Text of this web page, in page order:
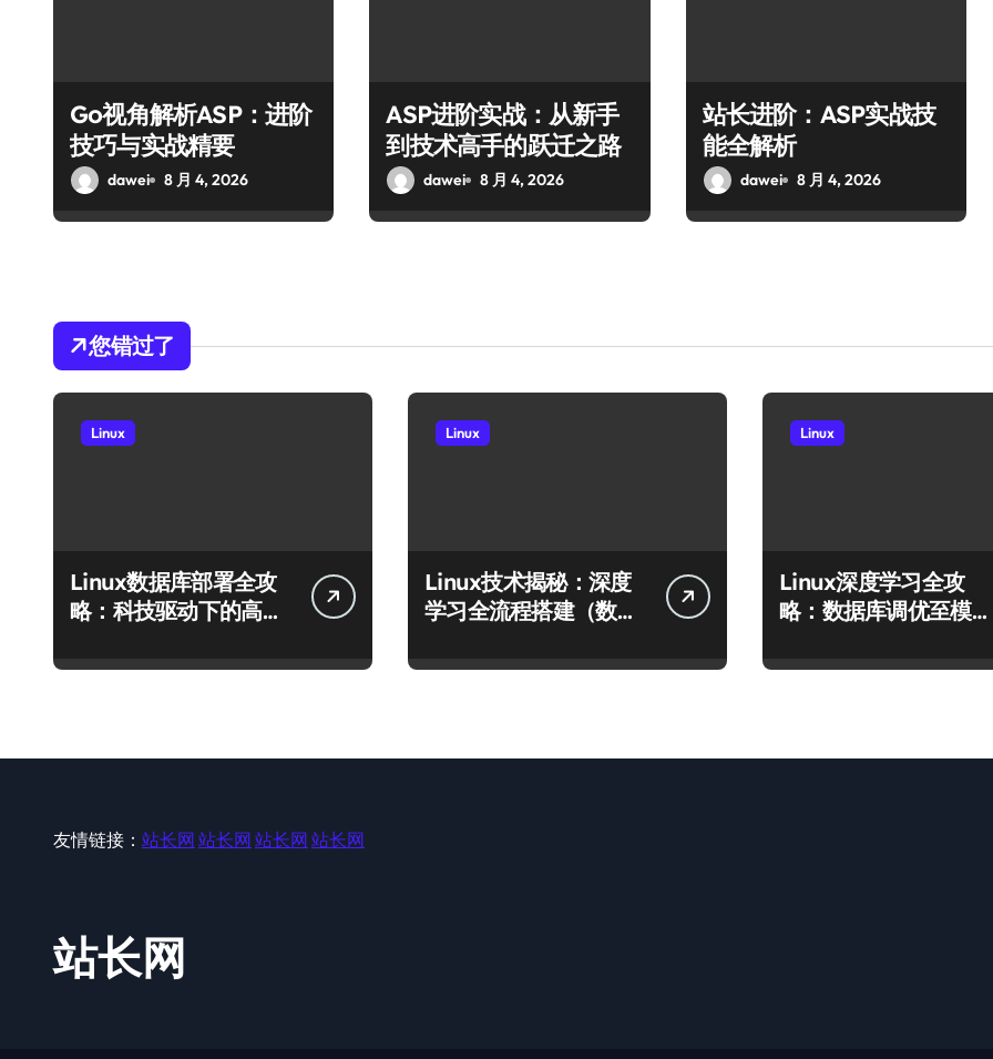
Go视角解析ASP：进阶
技巧与实战精要
dawei 8 月 4, 2026
ASP进阶实战：从新手
到技术高手的跃迁之路
dawei 8 月 4, 2026
站长进阶：ASP实战技
能全解析
dawei 8 月 4, 2026
您错过了
Linux
Linux数据库部署全攻
略：科技驱动下的高效
Linux
Linux技术揭秘：深度
学习全流程搭建（数据
Linux
Linux深度学习全攻
略：数据库调优至模型
友情链接： 站长网 站长网 站长网 站长网
站长网